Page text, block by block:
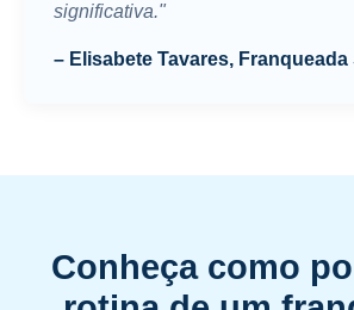
significativa."
– Elisabete Tavares, Franqueada
Conheça como